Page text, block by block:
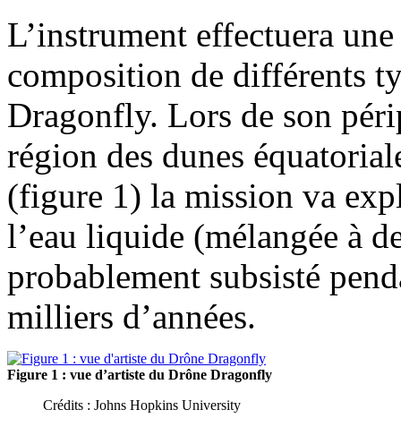
L’instrument effectuera
composition de différents
Dragonfly. Lors de son
région des dunes
(figure 1) la mission va
l’eau liquide (mélangée à
probablement subsisté
milliers d’années.
Figure 1 : vue d’artiste du Drône Dragonfly
Crédits : Johns Hopkins University